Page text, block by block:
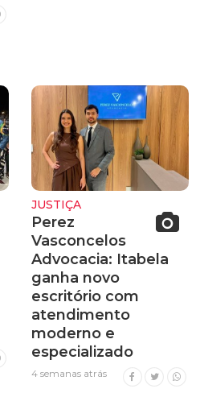
JUSTIÇA
Perez
Vasconcelos
Advocacia: Itabela
ganha novo
escritório com
atendimento
moderno e
especializado
4 semanas atrás